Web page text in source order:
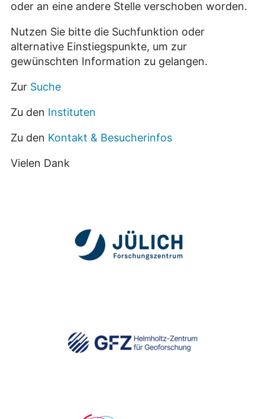
oder an eine andere Stelle verschoben worden.
Nutzen Sie bitte die Suchfunktion oder
alternative Einstiegspunkte, um zur
gewünschten Information zu gelangen.
Zur Suche
Zu den Instituten
Zu den Kontakt & Besucherinfos
Vielen Dank